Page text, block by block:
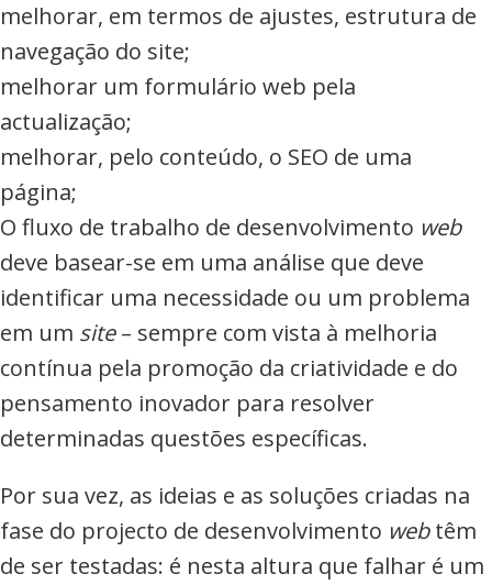
melhorar, em termos de ajustes, estrutura de
navegação do site;
melhorar um formulário web pela
actualização;
melhorar, pelo conteúdo, o SEO de uma
página;
O fluxo de trabalho de desenvolvimento web
deve basear-se em uma análise que deve
identificar uma necessidade ou um problema
em um site– sempre com vista à melhoria
contínua pela promoção da criatividade e do
pensamento inovador para resolver
determinadas questões específicas.
Por sua vez, as ideias e as soluções criadas na
fase do projecto de desenvolvimento webtêm
de ser testadas: é nesta altura que falhar é um